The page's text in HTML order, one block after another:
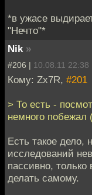
*в ужасе
"Нечто"*
Nik »
#206 | 10.08.11 22:38
Кому: Zx7R, #201
> То есть -
немного побежал
Есть такое дело,
исследований
пассивно,
делать самому.